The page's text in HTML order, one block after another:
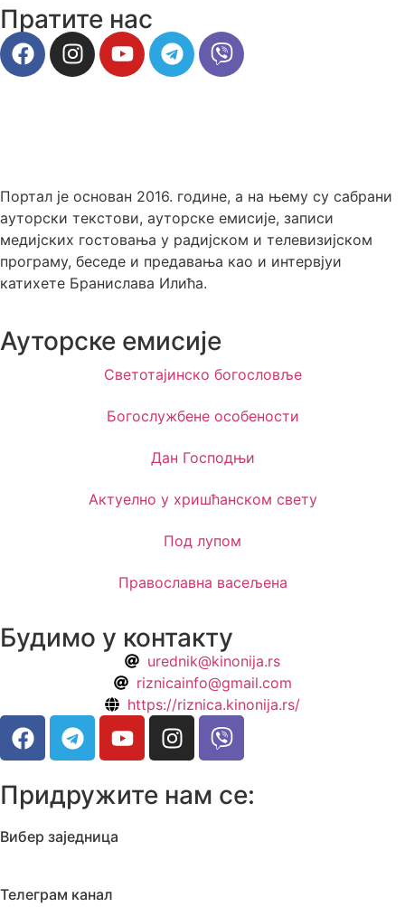
Пратите нас
Портал је основан 2016. године, а на њему су сабрани
ауторски текстови, ауторске емисије, записи
медијских гостовања у радијском и телевизијском
програму, беседе и предавања као и интервјуи
катихете Бранислава Илића.
Ауторске емисије
Светотајинско богословље
Богослужбене особености
Дан Господњи
Актуелно у хришћанском свету
Под лупом
Православна васељена
Будимо у контакту
urednik@kinonija.rs
riznicainfo@gmail.com
https://riznica.kinonija.rs/
Придружите нам се:
Вибер заједница
Телеграм канал